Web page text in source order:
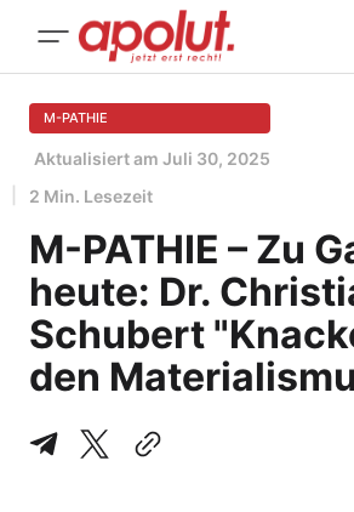
M-PATHIE
Aktualisiert am Juli 30, 2025
2 Min. Lesezeit
M-PATHIE – Zu
heute: Dr.
Schubert
den